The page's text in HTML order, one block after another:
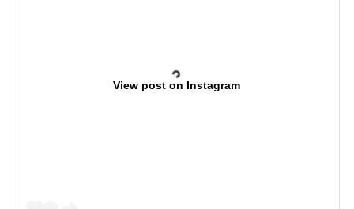
View post on Instagram